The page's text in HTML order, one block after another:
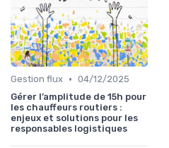
Gestion flux • 04/12/2025
Gérer l’amplitude de 15h pour
les chauffeurs routiers :
enjeux et solutions pour les
responsables logistiques